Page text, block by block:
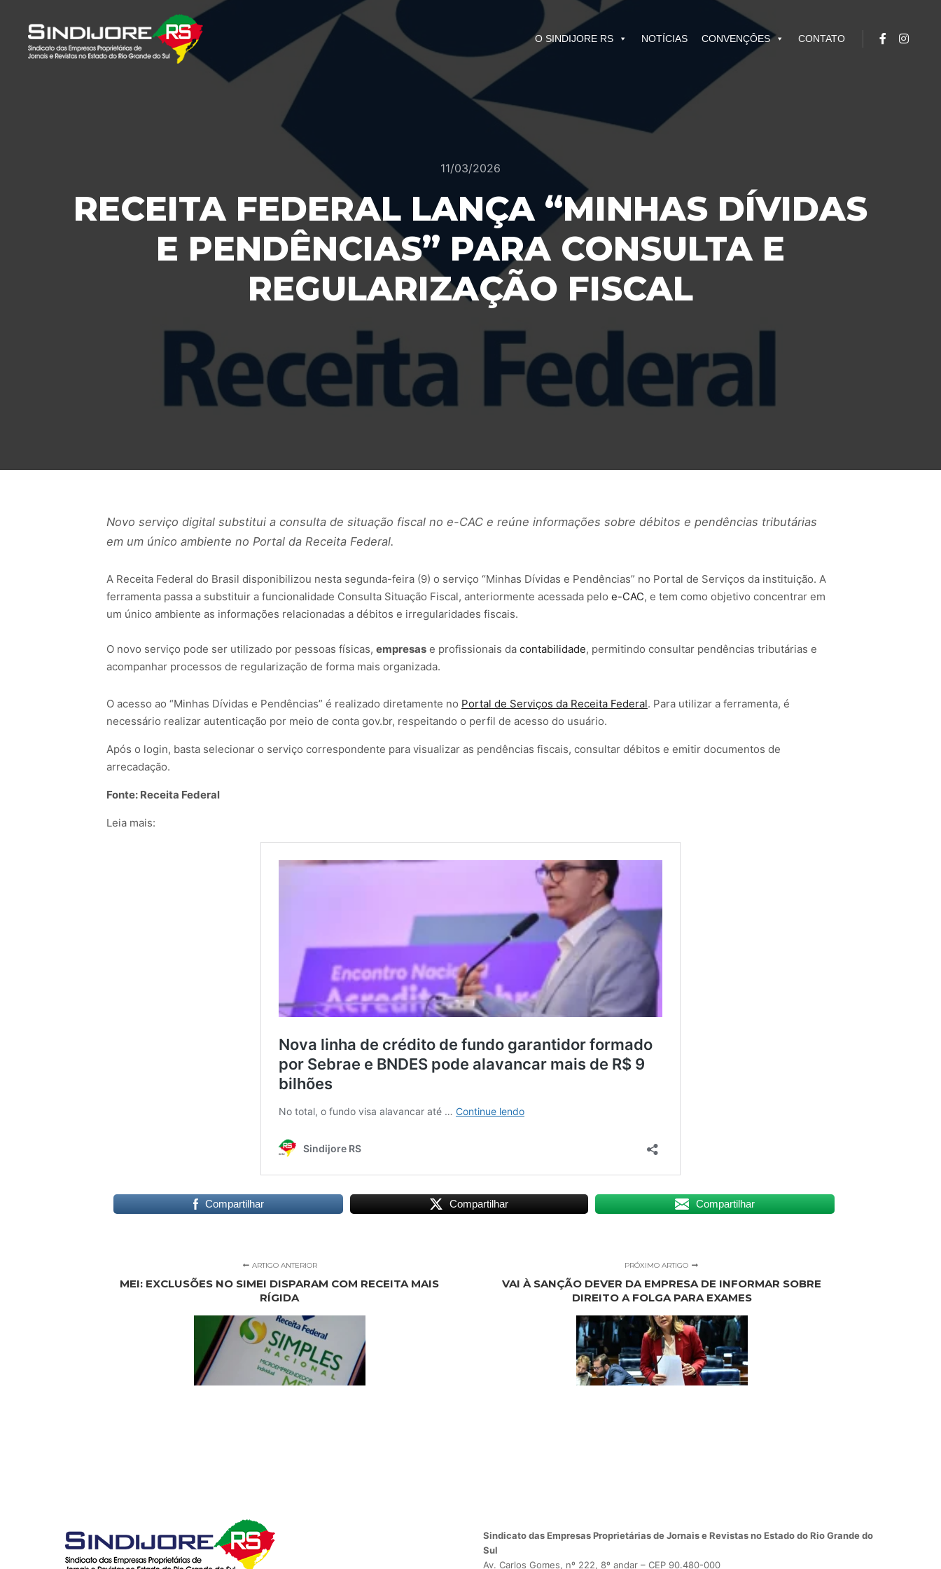
O SINDIJORE RS NOTÍCIAS CONVENÇÔES CONTATO
11/03/2026
RECEITA FEDERAL LANÇA “MINHAS DÍVIDAS
E PENDÊNCIAS” PARA CONSULTA E
REGULARIZAÇÃO FISCAL
Novo serviço digital substitui a consulta de situação fiscal no e-CAC e reúne informações sobre débitos e pendências tributárias
em um único ambiente no Portal da Receita Federal.
A Receita Federal do Brasil disponibilizou nesta segunda-feira (9) o serviço “Minhas Dívidas e Pendências” no Portal de Serviços da instituição. A
ferramenta passa a substituir a funcionalidade Consulta Situação Fiscal, anteriormente acessada pelo e-CAC, e tem como objetivo concentrar em
um único ambiente as informações relacionadas a débitos e irregularidades fiscais.
O novo serviço pode ser utilizado por pessoas físicas, empresas e profissionais da contabilidade, permitindo consultar pendências tributárias e
acompanhar processos de regularização de forma mais organizada.
O acesso ao “Minhas Dívidas e Pendências” é realizado diretamente no Portal de Serviços da Receita Federal. Para utilizar a ferramenta, é
necessário realizar autenticação por meio de conta gov.br, respeitando o perfil de acesso do usuário.
Após o login, basta selecionar o serviço correspondente para visualizar as pendências fiscais, consultar débitos e emitir documentos de
arrecadação.
Fonte: Receita Federal
Leia mais:
Compartilhar Compartilhar Compartilhar
ARTIGO ANTERIOR
MEI: EXCLUSÕES NO SIMEI DISPARAM COM RECEITA MAIS
RÍGIDA
PRÓXIMO ARTIGO
VAI À SANÇÃO DEVER DA EMPRESA DE INFORMAR SOBRE
DIREITO A FOLGA PARA EXAMES
Sindicato das Empresas Proprietárias de Jornais e Revistas no Estado do Rio Grande do
Sul
Av. Carlos Gomes, nº 222, 8º andar – CEP 90.480-000